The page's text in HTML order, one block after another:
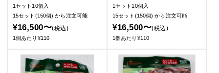
1セット10個入
15セット(150個)から注文可能
¥16,500〜(税込)
1個あたり¥110
1セット10個入
15セット(150個)から注文可能
¥16,500〜(税込)
1個あたり¥110